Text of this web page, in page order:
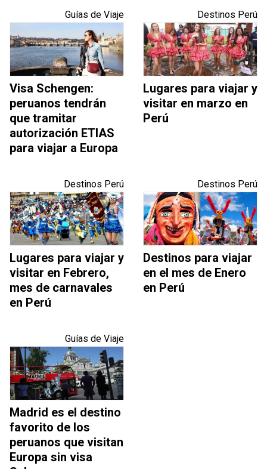
Guías de Viaje
Visa Schengen:
peruanos tendrán
que tramitar
autorización ETIAS
para viajar a Europa
Destinos Perú
Lugares para viajar y
visitar en marzo en
Perú
Destinos Perú
Lugares para viajar y
visitar en Febrero,
mes de carnavales
en Perú
Destinos Perú
Destinos para viajar
en el mes de Enero
en Perú
Guías de Viaje
Madrid es el destino
favorito de los
peruanos que visitan
Europa sin visa